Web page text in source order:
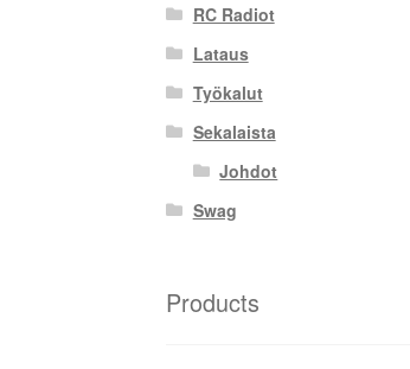
RC Radiot
Lataus
Työkalut
Sekalaista
Johdot
Swag
Products